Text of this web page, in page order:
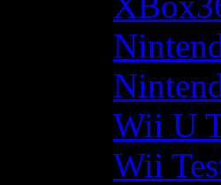
Wii U
Wii